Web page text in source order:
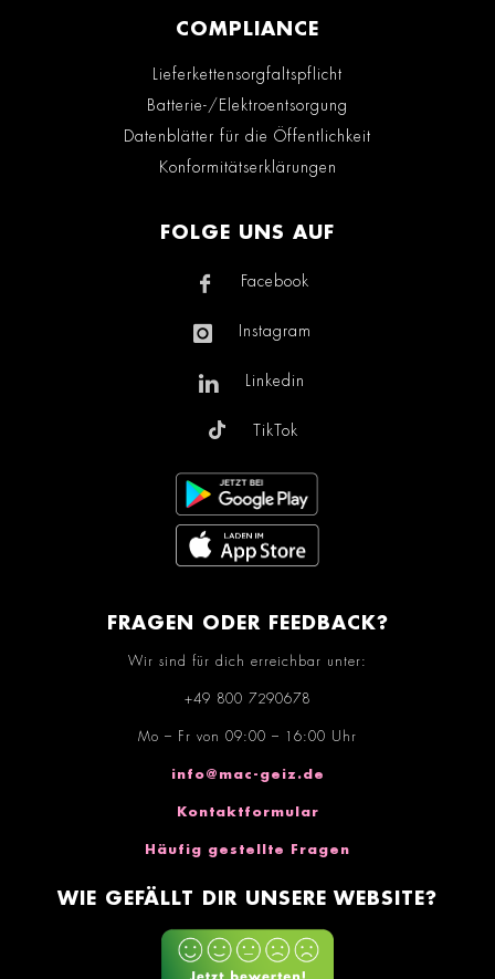
COMPLIANCE
Lieferkettensorgfaltspflicht
Batterie-/Elektroentsorgung
Datenblätter für die Öffentlichkeit
Konformitätserklärungen
FOLGE UNS AUF
Facebook
Instagram
Linkedin
TikTok
FRAGEN ODER FEEDBACK?
Wir sind für dich erreichbar unter:
+49 800 7290678
Mo – Fr von 09:00 – 16:00 Uhr
info@mac-geiz.de
Kontaktformular
Häufig gestellte Fragen
WIE GEFÄLLT DIR UNSERE WEBSITE?